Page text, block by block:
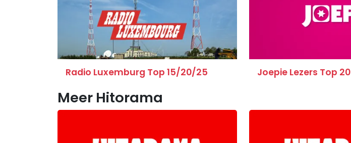
Radio Luxemburg Top 15/20/25 Joepie Lezers Top 20
Meer Hitorama